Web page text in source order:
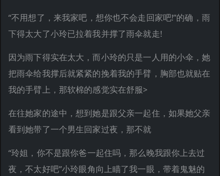
“不用想了，来我家吧，想你也不会走回家吧!”的确，雨
下得太大了小玲已拉着我并撑了雨伞就走!
因为雨下得实在太大，而小玲的只是一人用的小伞，她
把雨伞给我撑后就紧紧的挽着我的手臂，胸部也就贴在
我的手臂上，那软棉的感觉实在舒服>
在往她家的途中，想到她是跟父亲一起住，如果她父亲
看到她带了一个男生回家过夜，那不就
“玲姐，你不是跟你爸一起住吗，那么晚我跟你上去过
夜，不太好吧”小玲眼角向上瞄了我一眼，带着鬼魅的